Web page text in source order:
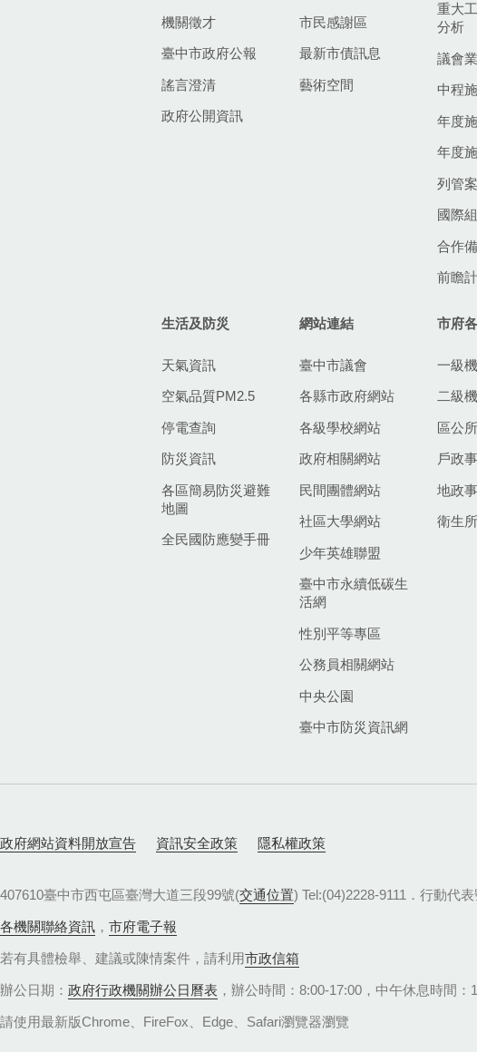
機關徵才
臺中市政府公報
謠言澄清
政府公開資訊
市民感謝區
最新市債訊息
藝術空間
重大
分析
議會
中程
年度
年度
列管
國際
合作
前瞻
生活及防災
天氣資訊
空氣品質PM2.5
停電查詢
防災資訊
各區簡易防災避難
地圖
全民國防應變手冊
網站連結
臺中市議會
各縣市政府網站
各級學校網站
政府相關網站
民間團體網站
社區大學網站
少年英雄聯盟
臺中市永續低碳生
活網
性別平等專區
公務員相關網站
中央公園
臺中市防災資訊網
市府
一級
二級
區公所
戶政
地政
衛生所
政府網站資料開放宣告 資訊安全政策 隱私權政策
407610臺中市西屯區臺灣大道三段99號(交通位置) Tel:(04)2228-9111．行動代
各機關聯絡資訊 ， 市府電子報
若有具體檢舉、建議或陳情案件，請利用市政信箱
辦公日期： 政府行政機關辦公日曆表 ，辦公時間：8:00-17:00，中午休息時間：
請使用最新版Chrome、FireFox、Edge、Safari瀏覽器瀏覽